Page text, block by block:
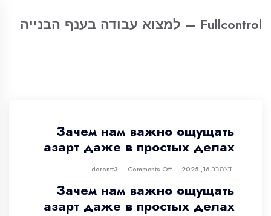
Fullcontrol – למצוא עבודה בענף הבנייה
Зачем нам важно ощущать
азарт даже в простых делах
דצמבר 16, 2025 dorontt3
Comments Off
Зачем нам важно ощущать
азарт даже в простых делах